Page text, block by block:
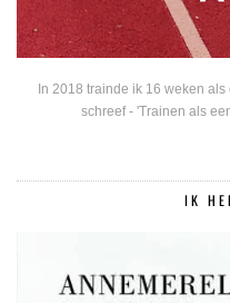
In 2018 trainde ik 16 weken
schreef - 'Trainen als
IK